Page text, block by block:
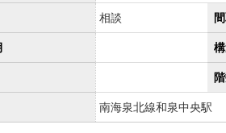
相談
南海泉北線和泉中央駅